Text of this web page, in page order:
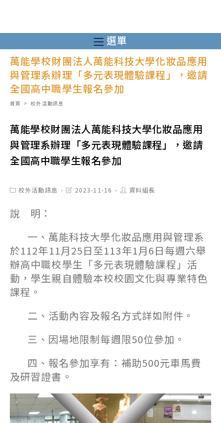
至
主
要
內
容
選單
萬能學校財團法人萬能科技大學化妝品應用
與管理系辦理「多元表現體驗課程」，邀請
全國高中職學生報名參加
首頁 > 校外活動訊息
萬能學校財團法人萬能科技大學化妝品應用
與管理系辦理「多元表現體驗課程」，邀請
全國高中職學生報名參加
Post校外活動訊息
Post2023-11-16
Post資料組長
說 明：
一、萬能科技大學化妝品應用與管理系
於112年11月25日至113年1月6日每週六舉
辦高中職校學生「多元表現體驗課程」活
動，學生親自體驗本校校園文化與專業特色
課程。
二、活動內容及報名方式詳如附件。
三、因場地限制每週限50位參加。
四、報名參加享有：補助500元車馬費
及研習證書。